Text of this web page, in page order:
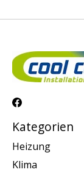
Kategorien
Heizung
Klima